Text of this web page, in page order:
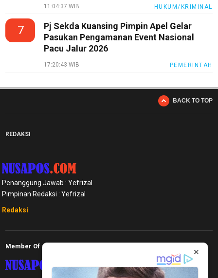
11:04:37 WIB HUKUM/KRIMINAL
7
Pj Sekda Kuansing Pimpin Apel Gelar
Pasukan Pengamanan Event Nasional
Pacu Jalur 2026
17:20:43 WIB PEMERINTAH
BACK TO TOP
REDAKSI
Penanggung Jawab : Yefrizal
Pimpinan Redaksi : Yefrizal
Redaksi
Member Of
×